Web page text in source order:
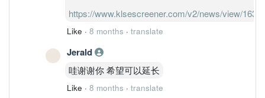
https://www.klsescreener.com/v2/news/view/
Like · 8 months · translate
Jerald
哇谢谢你 希望可以延长
Like · 8 months · translate